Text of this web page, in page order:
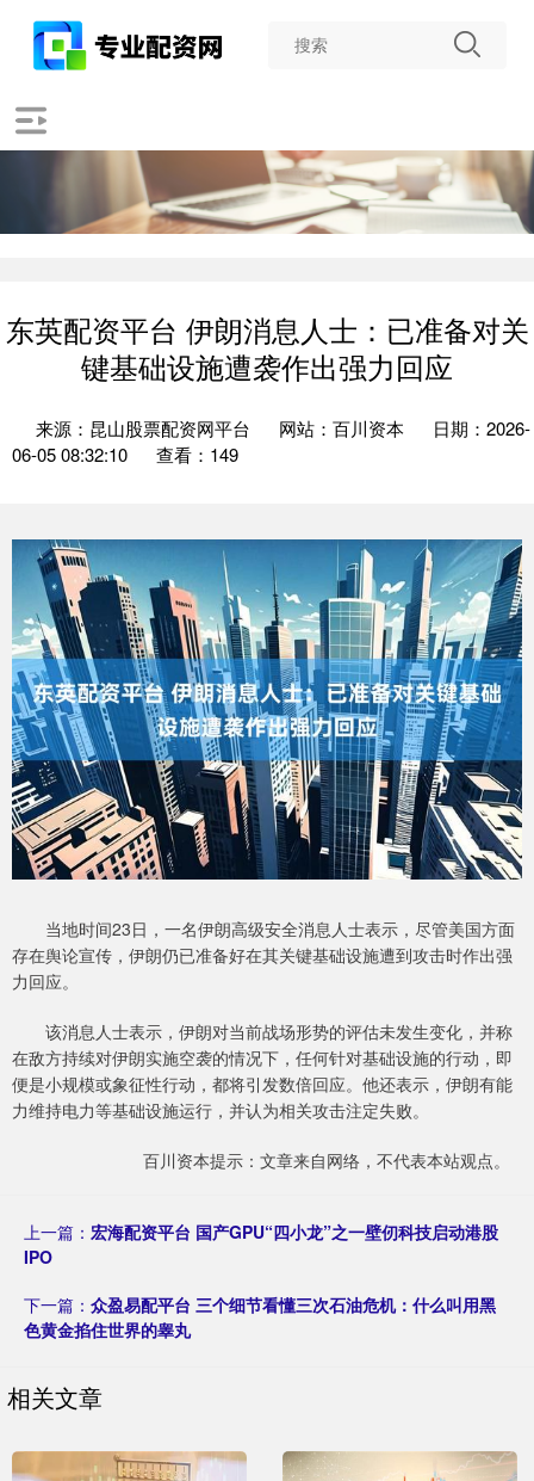
东英配资平台 伊朗消息人士：已准备对关
键基础设施遭袭作出强力回应
来源：昆山股票配资网平台 网站：百川资本
日期：2026-
06-05 08:32:10
查看：149
当地时间23日，一名伊朗高级安全消息人士表示，尽管美国方面
存在舆论宣传，伊朗仍已准备好在其关键基础设施遭到攻击时作出强
力回应。
该消息人士表示，伊朗对当前战场形势的评估未发生变化，并称
在敌方持续对伊朗实施空袭的情况下，任何针对基础设施的行动，即
便是小规模或象征性行动，都将引发数倍回应。他还表示，伊朗有能
力维持电力等基础设施运行，并认为相关攻击注定失败。
百川资本提示：文章来自网络，不代表本站观点。
上一篇： 宏海配资平台 国产GPU“四小龙”之一壁仞科技启动港股
IPO
下一篇： 众盈易配平台 三个细节看懂三次石油危机：什么叫用黑
色黄金掐住世界的睾丸
相关文章